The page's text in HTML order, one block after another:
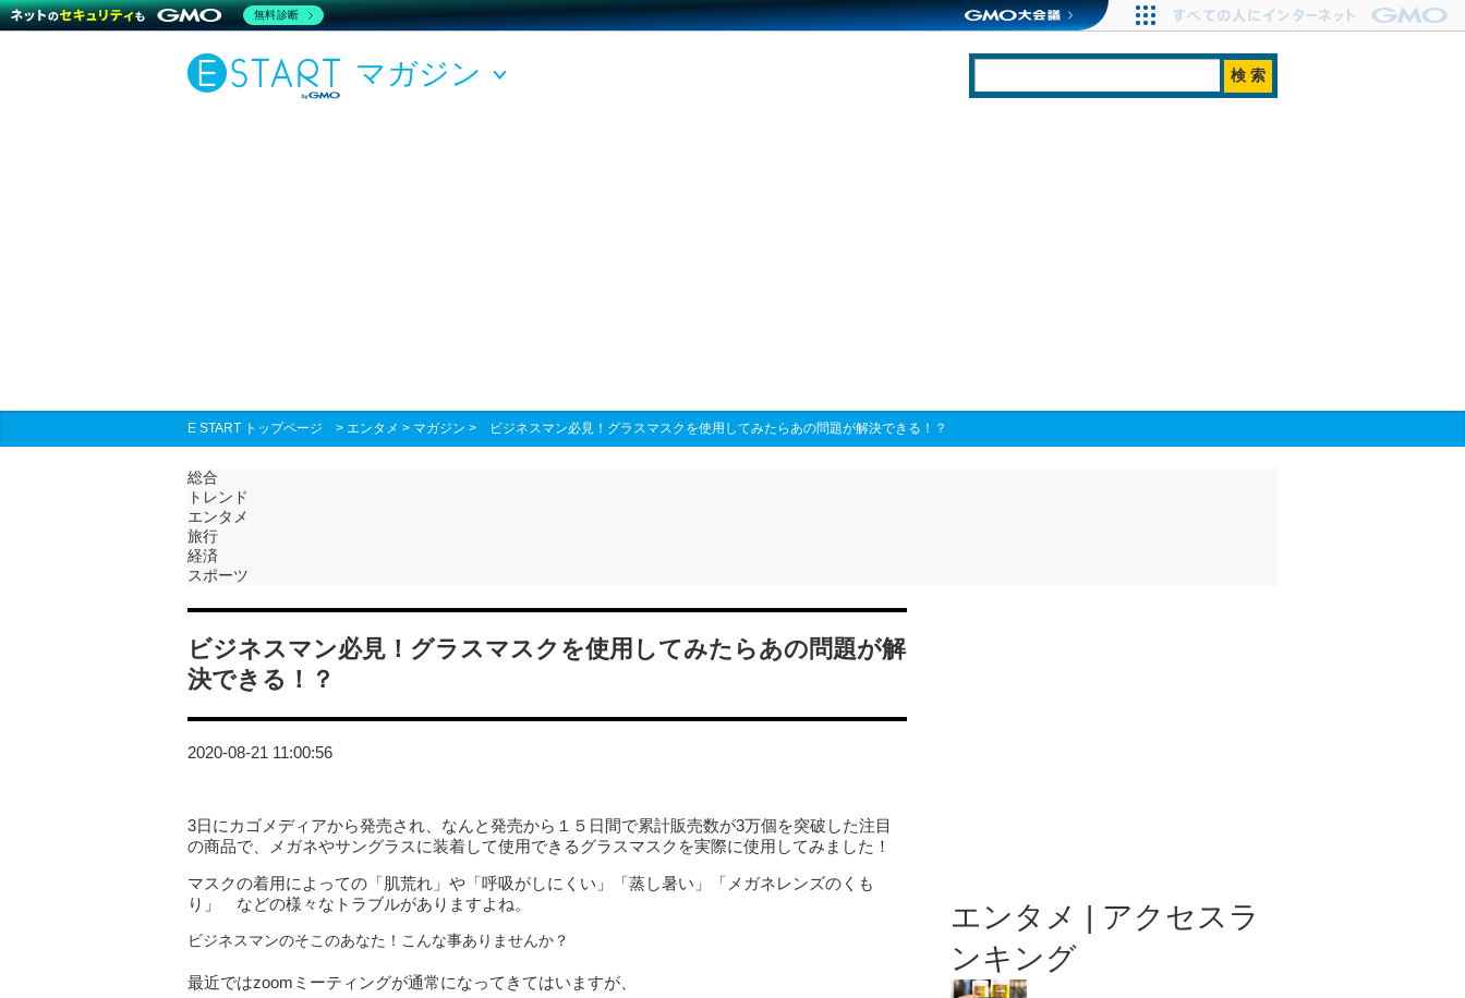
マガジン
E START トップページ > エンタメ > マガジン > ビジネスマン必見！グラスマスクを使用してみたらあの問題が解決できる！？
総合
トレンド
エンタメ
旅行
経済
スポーツ
ビジネスマン必見！グラスマスクを使用してみたらあの問題が解
決できる！？
2020-08-21 11:00:56
3日にカゴメディアから発売され、なんと発売から１５日間で累計販売数が3万個を突破した注目
の商品で、メガネやサングラスに装着して使用できるグラスマスクを実際に使用してみました！
マスクの着用によっての「肌荒れ」や「呼吸がしにくい」「蒸し暑い」「メガネレンズのくも
り」 などの様々なトラブルがありますよね。
ビジネスマンのそこのあなた！こんな事ありませんか？
最近ではzoomミーティングが通常になってきてはいますが、
エンタメ | アクセスラ
ンキング
無料診断